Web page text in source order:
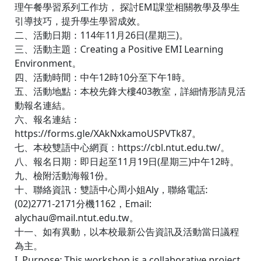
理午餐學習系列工作坊， 探討EMI課堂相關教學及學生
引導技巧，提升學生學習成效。
二、活動日期：114年11月26日(星期三)。
三、活動主題：Creating a Positive EMI Learning
Environment。
四、活動時間：中午12時10分至下午1時。
五、活動地點：本校先鋒大樓403教室，詳細情形請見活
動報名連結。
六、報名連結：
https://forms.gle/XAkNxkamoUSPVTk87。
七、本校雙語中心網頁：https://cbl.ntut.edu.tw/。
八、報名日期：即日起至11月19日(星期三)中午12時。
九、檢附活動海報1份。
十、聯絡資訊：雙語中心周小姐Aly，聯絡電話:
(02)2771-2171分機1162，Email:
alychau@mail.ntut.edu.tw。
十一、如有異動，以本校最新公告資訊及活動當日議程
為主。